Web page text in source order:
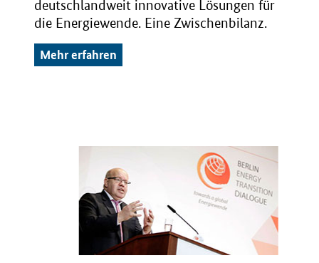
deutschlandweit innovative Lösungen für
die Energiewende. Eine Zwischenbilanz.
Mehr erfahren